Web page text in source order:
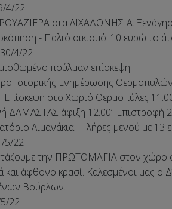
29/
στα ΛΙΧΑΔΟΝΗΣΙΑ. Ξενάγηση
- Παλιό οικισμό. 10 ευρώ το
4/22
πούλμαν επίσκεψη:
Ενημέρωσης Θερμοπυλών.
στο Χωριό Θερμοπύλες 11.00’
άφιξη 12.00’. Επιστροφή
Πλήρες μενού με 13
22
την ΠΡΩΤΟΜΑΓΙΑ στον χώρο
κρασί. Καλεσμένοι μας ο
Βούρλων.
22